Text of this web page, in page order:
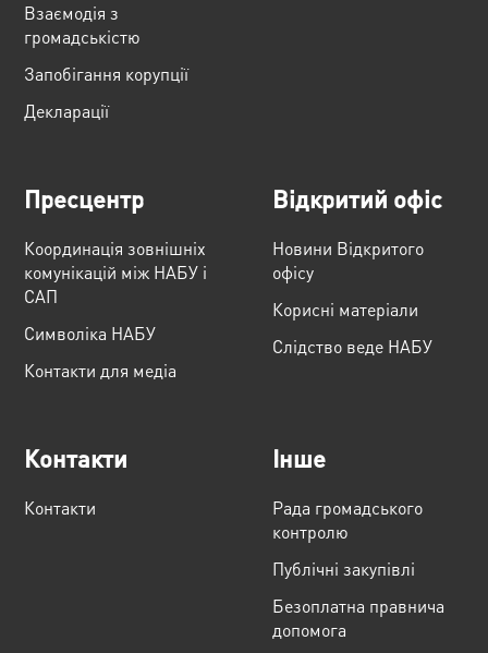
Взаємодія з
громадськістю
Запобігання корупції
Декларації
Пресцентр
Координація зовнішніх
комунікацій між НАБУ і
САП
Cимволіка НАБУ
Контакти для медіа
Відкритий офіс
Новини Відкритого
офісу
Корисні матеріали
Слідство веде НАБУ
Контакти
Контакти
Інше
Рада громадського
контролю
Публічні закупівлі
Безоплатна правнича
допомога